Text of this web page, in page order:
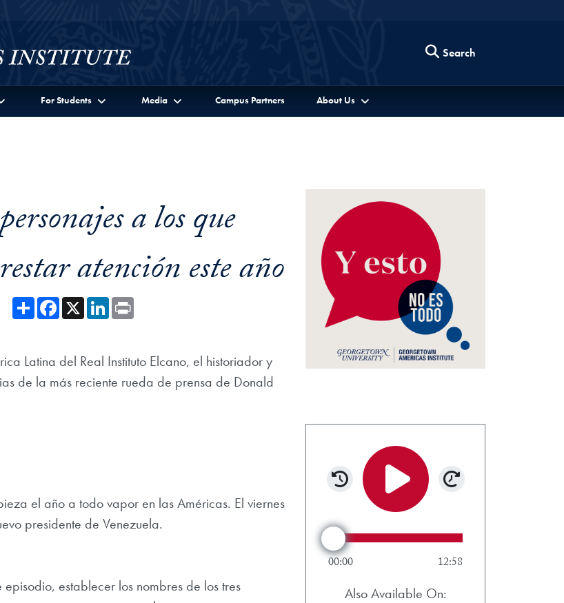
Search
For Students Media Campus Partners About Us
a los que
atención este año
ShareFacebook
X LinkedIn
Print
Latina del Real Instituto Elcano, el historiador y
de la más reciente rueda de prensa de Donald
el año a todo vapor en las Américas. El viernes
presidente de Venezuela.
episodio, establecer los nombres de los tres
Rewind 15 seconds
Audio Scrubber
00:00 12:58
Also Available On: